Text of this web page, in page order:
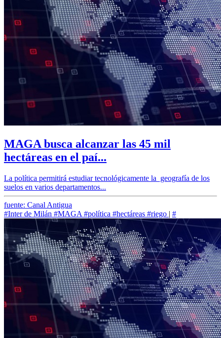
MAGA busca alcanzar las 45 mil
hectáreas en el paí...
La política permitirá estudiar tecnológicamente la geografía de los
suelos en varios departamentos...
fuente: Canal Antigua
#Inter de Milán #MAGA #política #hectáreas #riego | #